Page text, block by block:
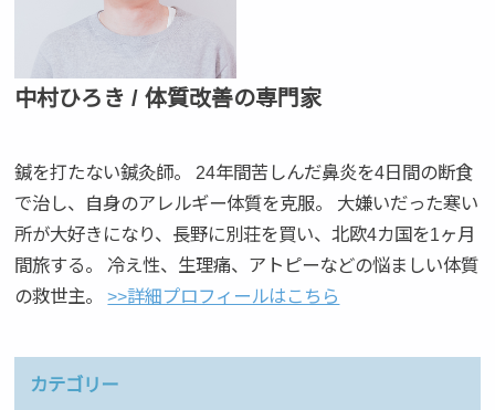
中村ひろき / 体質改善の専門家
鍼を打たない鍼灸師。 24年間苦しんだ鼻炎を4日間の断食
で治し、自身のアレルギー体質を克服。 大嫌いだった寒い
所が大好きになり、長野に別荘を買い、北欧4カ国を1ヶ月
間旅する。 冷え性、生理痛、アトピーなどの悩ましい体質
の救世主。>>詳細プロフィールはこちら
カテゴリー